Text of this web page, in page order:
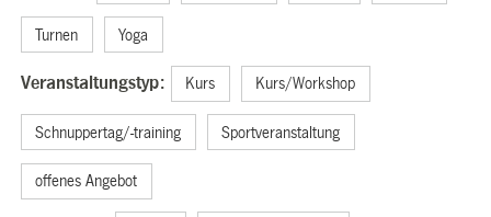
Turnen Yoga
Veranstaltungstyp: Kurs Kurs/Workshop
Schnuppertag/-training Sportveranstaltung
offenes Angebot